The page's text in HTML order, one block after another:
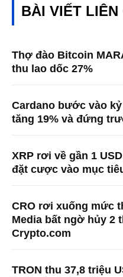
BÀI VIẾT LIÊN
Thợ đào Bitcoin
thu lao dốc 27%
Cardano bước vào
tăng 19% và đứng
XRP rơi về gần 1
đặt cược vào mục
CRO rơi xuống mức
Media bất ngờ hủy
Crypto.com
TRON thu 37,8 triệu